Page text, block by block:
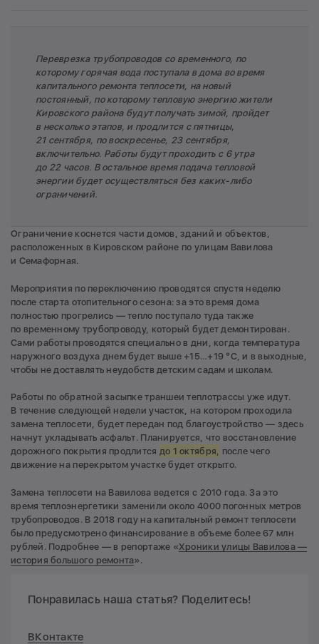
Переврезка трубопроводов со временного, по
которому горячая вода поступала в дома во время
капитального ремонта теплосети, на новый
постоянный, по которому тепловую энергию жители
Кировского района будут получать зимой, пройдет
в несколько этапов, и продлится с пятницы,
21 сентября, по воскресенье, 23 сентября,
включительно. Работы будут проходить с 6 утра
до 22 часов. В остальное время подача тепловой
энергии будет осуществляться без каких-либо
ограничений.
Ограничение коснется части домов, зданий и объектов,
расположенных в Кировском районе по улицам Вавилова
и Семафорная.
Мероприятия по переключению проводятся спустя неделю
после старта отопительного сезона: за это время дома
полностью прогрелись — тепло поступало туда также
по временному трубопроводу, который будет демонтирован.
Сами работы проводятся специально в дни, когда температура
наружного воздуха днем будет выше +15…+19 °C, и в выходные,
чтобы не доставлять неудобств детским садам и школам.
Работы по обратной засыпке траншеи теплотрассы уже идут.
В течение следующей недели участок, на котором проходила
замена теплосети, будет передан под благоустройство — здесь
начнут укладывать асфальт. Планируется, что восстановление
дорожного покрытия продлится до 1 октября, после чего
движение на перекрытом участке будет открыто.
Замена теплосети на Вавилова ведется с 2010 года. За это
время теплоэнергетики заменили около 4000 погонных метров
трубопроводов. В 2018 году на капитальный ремонт теплосети
было предусмотрено финансирование в объеме более 67 млн
рублей. Подробнее — в репортаже «Хроники улицы Вавилова —
история большого ремонта».
Понравилась наша статья? Поделитесь!
ВКонтакте